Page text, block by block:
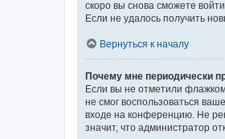
скоро вы снова сможете
Если не удалось получить
Вернуться к началу
Почему мне периодически
Если вы не отметили
не смог воспользоваться
входе на конференцию. Не
значит, что администратор